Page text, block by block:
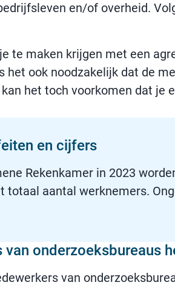
en/of overheid.
te maken krijgen met een
het ook noodzakelijk dat de
het toch voorkomen dat je
en cijfers
Rekenkamer in 2023
totaal aantal werknemers.
van onderzoeksbureaus
van